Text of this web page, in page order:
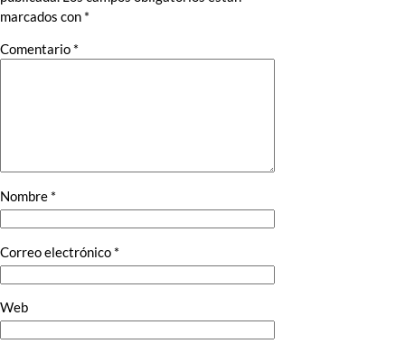
marcados con *
Comentario *
Nombre *
Correo electrónico *
Web